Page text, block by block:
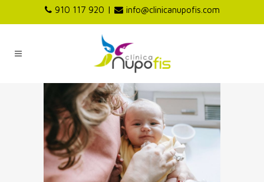
910 117 920 | info@clinicanupofis.com